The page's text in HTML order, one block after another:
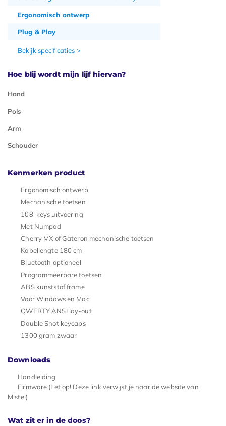
Ergonomisch ontwerp
Plug & Play
Bekijk specificaties >
Hoe blij wordt mijn lijf hiervan?
Hand
Pols
Arm
Schouder
Kenmerken product
Ergonomisch ontwerp
Mechanische toetsen
108-keys uitvoering
Met Numpad
Cherry MX of Gateron mechanische toetsen
Kabellengte 180 cm
Bluetooth optioneel
Programmeerbare toetsen
ABS kunststof frame
Voor Windows en Mac
QWERTY ANSI lay-out
Double Shot keycaps
1300 gram zwaar
Downloads
Handleiding
Firmware (Let op! Deze link verwijst je naar de website van
Mistel)
Wat zit er in de doos?